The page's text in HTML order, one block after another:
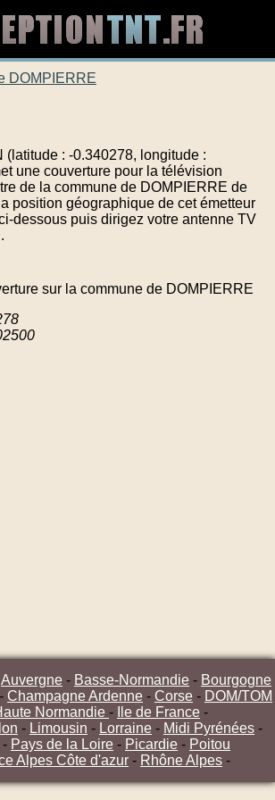
DOMPIERRE
(latitude : -0.340278, longitude :
une couverture pour la télévision
de la commune de DOMPIERRE de
position géographique de cet émetteur
dessous puis dirigez votre antenne TV
sur la commune de DOMPIERRE
Auvergne - Basse-Normandie - Bourgogne
- Champagne Ardenne - Corse - DOM/TOM
Normandie - Ile de France -
- Limousin - Lorraine - Midi Pyrénées -
- Pays de la Loire - Picardie - Poitou
Alpes Côte d'azur - Rhône Alpes -